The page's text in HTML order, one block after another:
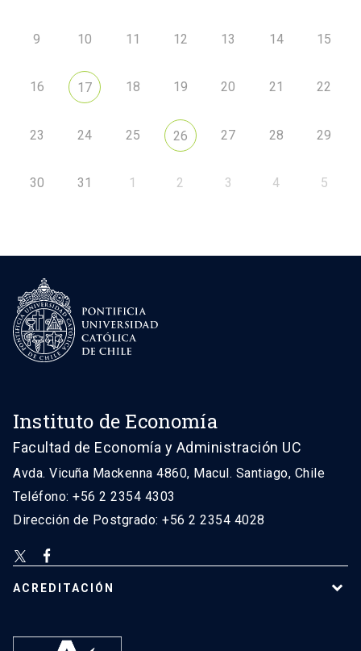
9 10 11 12 13 14 15
16 17 18 19 20 21 22
23 24 25 26 27 28 29
30 31 1 2 3 4 5
Instituto de Economía
Facultad de Economía y Administración UC
Avda. Vicuña Mackenna 4860, Macul. Santiago, Chile
Teléfono: +56 2 2354 4303
Dirección de Postgrado: +56 2 2354 4028
ACREDITACIÓN